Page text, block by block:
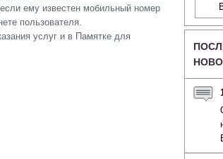
ему известен мобильный номер
пользователя.
услуг и в Памятке для